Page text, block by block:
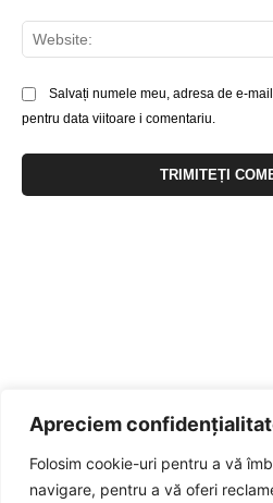
Apreciem
Folosim cookie-uri pentru a vă
navigare, pentru a vă oferi
Salvați numele meu, adresa de e-
pentru data viitoare i comentariu.